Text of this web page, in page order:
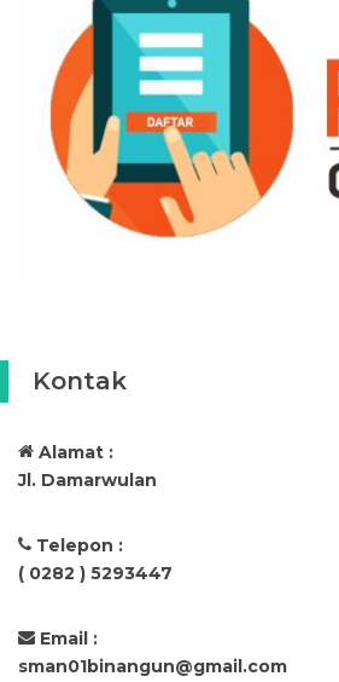
Kontak
Alamat :
Jl. Damarwulan
Telepon :
( 0282 ) 5293447
Email :
sman01binangun@gmail.com